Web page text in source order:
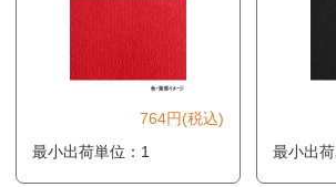
764円(税込)
最小出荷単位：1
最小出